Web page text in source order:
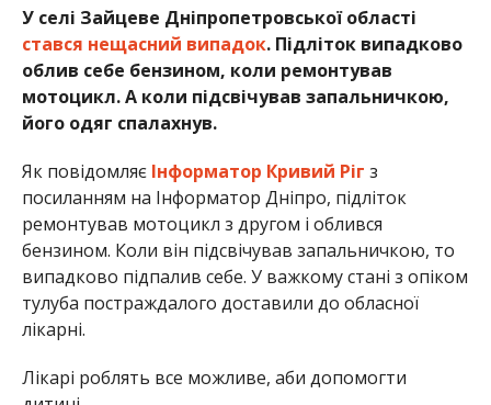
У селі Зайцеве Дніпропетровської області
стався нещасний випадок. Підліток випадково
облив себе бензином, коли ремонтував
мотоцикл. А коли підсвічував запальничкою,
його одяг спалахнув.
Як повідомляє Інформатор Кривий Ріг з
посиланням на Інформатор Дніпро, підліток
ремонтував мотоцикл з другом і облився
бензином. Коли він підсвічував запальничкою, то
випадково підпалив себе. У важкому стані з опіком
тулуба постраждалого доставили до обласної
лікарні.
Лікарі роблять все можливе, аби допомогти